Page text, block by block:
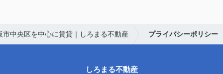
市中央区を中心に賃貸｜しろまる不動産 プライバシーポリシー
しろまる不動産